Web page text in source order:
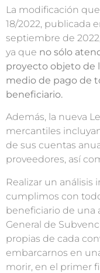
La modificación
18/2022, publicada
septiembre de
ya que no sólo
proyecto objeto de
medio de pago de
beneficiario.
Además, la nueva
mercantiles
de sus cuentas
proveedores, así
Realizar un análisis
cumplimos con
beneficiario de una
General de
propias de cada
embarcarnos en
morir, en el primer